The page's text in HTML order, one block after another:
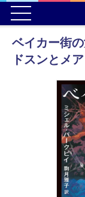
ベイカー街
ドスンとメ